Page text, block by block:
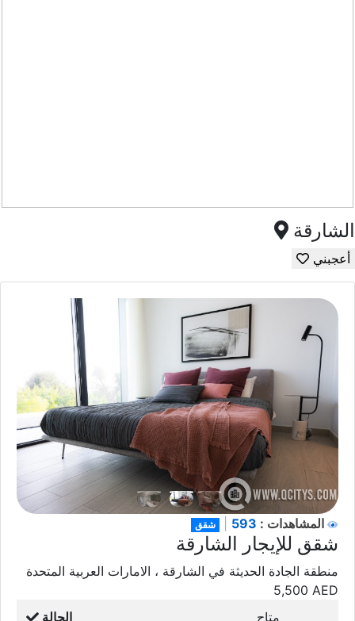
الشارقة
أعجبني
شقق المشاهدات :
شقق للإيجار الشارقة
منطقة الجادة الحديثة في الشارقة ، الامارات العربية المتحدة
5,500 AED
الحالة
متاح